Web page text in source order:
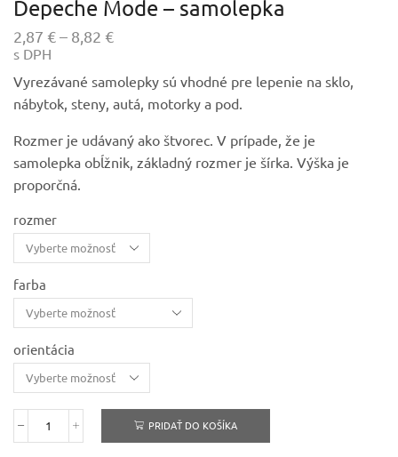
Depeche Mode – samolepka
2,87 €– 8,82 €Price
2,87 €
through
8,82 €
s DPH
Vyrezávané samolepky sú vhodné pre lepenie na sklo,
nábytok, steny, autá, motorky a pod.
Rozmer je udávaný ako štvorec. V prípade, že je
samolepka obĺžnik, základný rozmer je šírka. Výška je
proporčná.
rozmer
farba
orientácia
množstvo
Depeche
PRIDAŤ DO KOŠÍKA